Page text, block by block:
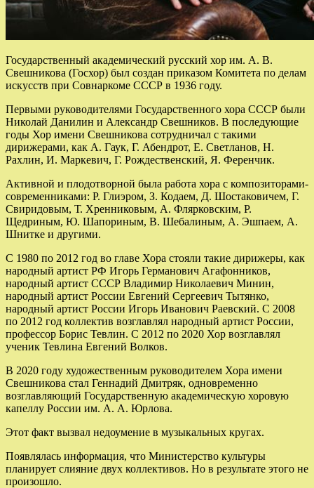
Государственный академический русский хор им. А. В.
Свешникова (Госхор) был создан приказом Комитета по делам
искусств при Совнаркоме СССР в 1936 году.
Первыми руководителями Государственного хора СССР были
Николай Данилин и Александр Свешников. В последующие
годы Хор имени Свешникова сотрудничал с такими
дирижерами, как А. Гаук, Г. Абендрот, Е. Светланов, Н.
Рахлин, И. Маркевич, Г. Рождественский, Я. Ференчик.
Активной и плодотворной была работа хора с композиторами-
современниками: Р. Глиэром, З. Кодаем, Д. Шостаковичем, Г.
Свиридовым, Т. Хренниковым, А. Флярковским, Р.
Щедриным, Ю. Шапориным, В. Шебалиным, А. Эшпаем, А.
Шнитке и другими.
С 1980 по 2012 год во главе Хора стояли такие дирижеры, как
народный артист РФ Игорь Германович Агафонников,
народный артист СССР Владимир Николаевич Минин,
народный артист России Евгений Сергеевич Тытянко,
народный артист России Игорь Иванович Раевский. С 2008
по 2012 год коллектив возглавлял народный артист России,
профессор Борис Тевлин. С 2012 по 2020 Хор возглавлял
ученик Тевлина Евгений Волков.
В 2020 году художественным руководителем Хора имени
Свешникова стал Геннадий Дмитряк, одновременно
возглавляющий Государственную академическую хоровую
капеллу России им. А. А. Юрлова.
Этот факт вызвал недоумение в музыкальных кругах.
Появлялась информация, что Министерство культуры
планирует слияние двух коллективов. Но в результате этого не
произошло.